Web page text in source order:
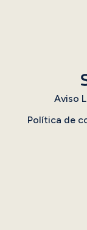
Aviso
Política de